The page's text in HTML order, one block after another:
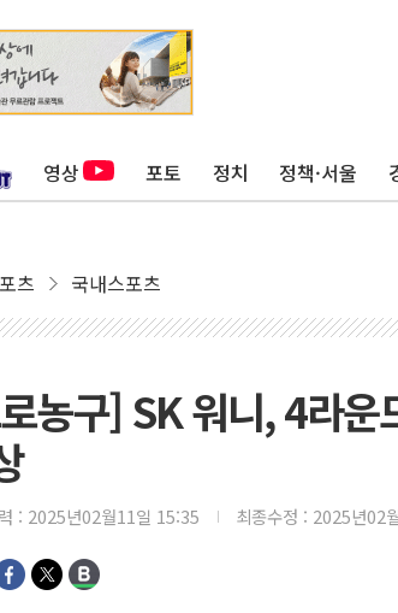
영상 포토 정치 정책·서울
츠 국내스포츠
농구] SK 워니, 4라
: 2025년02월11일 15:35 최종수정 : 2025년02